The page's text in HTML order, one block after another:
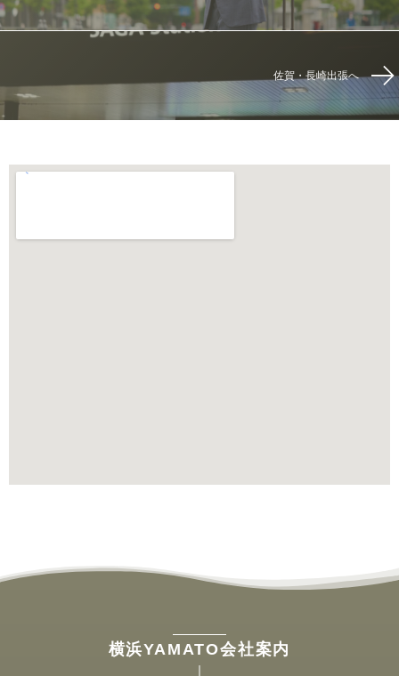
佐賀・長崎出張へ
横浜YAMATO会社案内